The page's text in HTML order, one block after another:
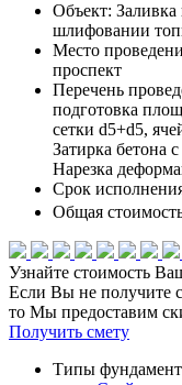
Объект:
шлифовании
Место
проспект
Перечень
подготовка
сетки d5+d5,
Затирка бетона
Нарезка
Срок
Общая
Узнайте стоимость
Если Вы не получите
то Мы предоставим
Получить смету
Типы